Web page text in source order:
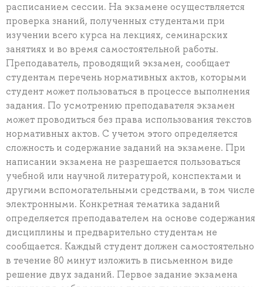
расписанием сессии. На экзамене осуществляется
проверка знаний, полученных студентами при
изучении всего курса на лекциях, семинарских
занятиях и во время самостоятельной работы.
Преподаватель, проводящий экзамен, сообщает
студентам перечень нормативных актов, которыми
студент может пользоваться в процессе выполнения
задания. По усмотрению преподавателя экзамен
может проводиться без права использования текстов
нормативных актов. С учетом этого определяется
сложность и содержание заданий на экзамене. При
написании экзамена не разрешается пользоваться
учебной или научной литературой, конспектами и
другими вспомогательными средствами, в том числе
электронными. Конкретная тематика заданий
определяется преподавателем на основе содержания
дисциплины и предварительно студентам не
сообщается. Каждый студент должен самостоятельно
в течение 80 минут изложить в письменном виде
решение двух заданий. Первое задание экзамена